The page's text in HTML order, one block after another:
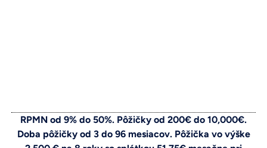
RPMN od 9% do 50%. Pôžičky od 200€ do 10,000€.
Doba pôžičky od 3 do 96 mesiacov. Pôžička vo výške